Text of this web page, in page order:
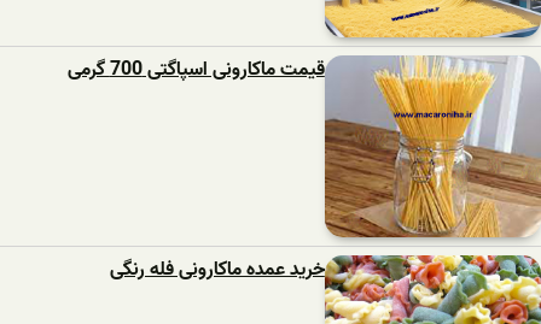
قیمت ماکارونی اسپاگتی 700 گرمی
خرید عمده ماکارونی فله رنگی